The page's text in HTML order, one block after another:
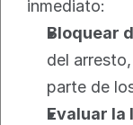
inmediato:
Bloquear
del
parte de
Evaluar la